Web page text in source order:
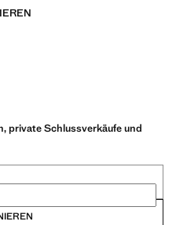
private Schlussverkäufe und